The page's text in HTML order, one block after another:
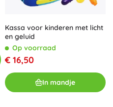
Kassa voor kinderen met licht
en geluid
Op voorraad
€ 16,50
In mandje